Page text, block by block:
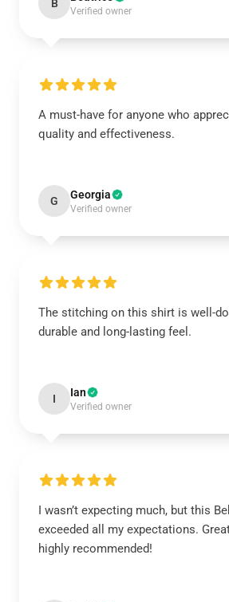
B
Verified owner
A must-have for anyone who
quality and effectiveness.
G Georgia
Verified owner
The stitching on this shirt is well-
durable and long-lasting feel.
I Ian
Verified owner
I wasn’t expecting much, but this
exceeded all my expectations.
highly recommended!